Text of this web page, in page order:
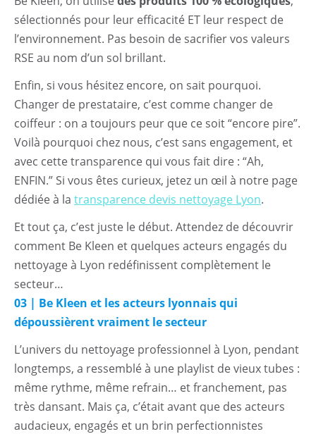
sélectionnés pour leur efficacité ET leur respect de
l’environnement. Pas besoin de sacrifier vos valeurs
RSE au nom d’un sol brillant.
Enfin, si vous hésitez encore, on sait pourquoi.
Changer de prestataire, c’est comme changer de
coiffeur : on a toujours peur que ce soit “encore pire”.
Voilà pourquoi chez nous, c’est sans engagement, et
avec cette transparence qui vous fait dire : “Ah,
ENFIN.” Si vous êtes curieux, jetez un œil à notre page
dédiée à la transparence devis nettoyage Lyon.
Et tout ça, c’est juste le début. Attendez de découvrir
comment Be Kleen et quelques acteurs engagés du
nettoyage à Lyon redéfinissent complètement le
secteur…
03 | Be Kleen et les acteurs lyonnais qui
dépoussièrent vraiment le secteur
L’univers du nettoyage professionnel à Lyon, pendant
longtemps, a ressemblé à une playlist de vieux tubes :
même rythme, même refrain… et franchement, pas
très dansant. Mais ça, c’était avant que des acteurs
audacieux, engagés et un brin perfectionnistes
Entretien Prestige
Démarche RSE
Contact